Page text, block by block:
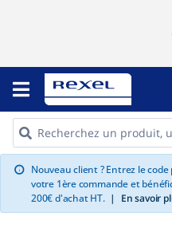
info Nouveau client ? Entrez le
votre 1ère commande et
200€ d'achat HT. | En savoir